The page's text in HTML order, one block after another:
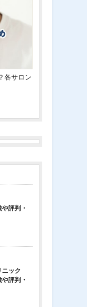
各サロン
評判・
ニック
や評判・